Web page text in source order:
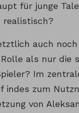
für junge
realistisch?
auch noch
als nur die
Im
indes zum
von